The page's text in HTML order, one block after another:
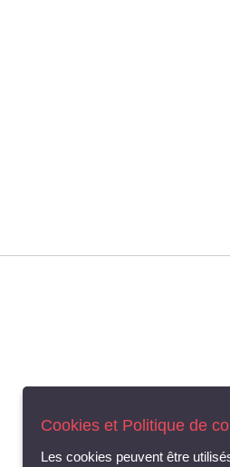
Cookies et Politique de
Les cookies peuvent être